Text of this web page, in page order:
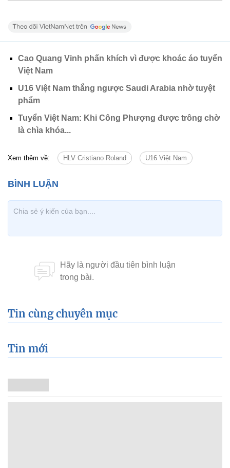
Cao Quang Vinh phấn khích vì được khoác áo tuyển
Việt Nam
U16 Việt Nam thắng ngược Saudi Arabia nhờ tuyệt
phẩm
Tuyển Việt Nam: Khi Công Phượng được trông chờ
là chìa khóa...
Xem thêm về: HLV Cristiano Roland U16 Việt Nam
Tin cùng chuyên mục
Tin mới